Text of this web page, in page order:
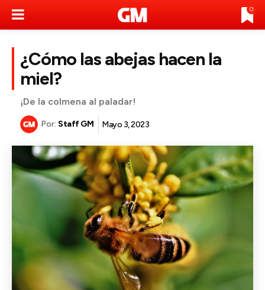
0
¿Cómo las abejas hacen la
miel?
¡De la colmena al paladar!
Por: Staff GM Mayo 3, 2023